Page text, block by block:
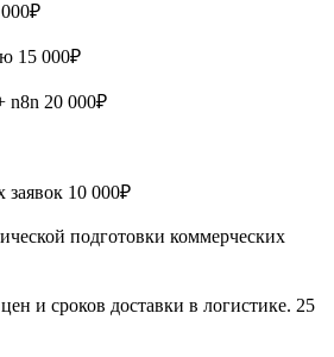
15 000₽
n8n 20 000₽
заявок 10 000₽
подготовки коммерческих
и сроков доставки в логистике. 25